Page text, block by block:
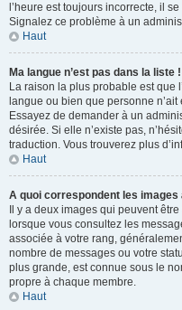
l’heure est toujours incorrecte, il
Signalez ce problème à un
Haut
Ma langue n’est pas dans la liste !
La raison la plus probable est que
langue ou bien que personne
Essayez de demander à un
désirée. Si elle n’existe pas,
traduction. Vous trouverez plus
Haut
A quoi correspondent les images
Il y a deux images qui peuvent
lorsque vous consultez les
associée à votre rang,
nombre de messages ou votre
plus grande, est connue sous le
propre à chaque membre.
Haut